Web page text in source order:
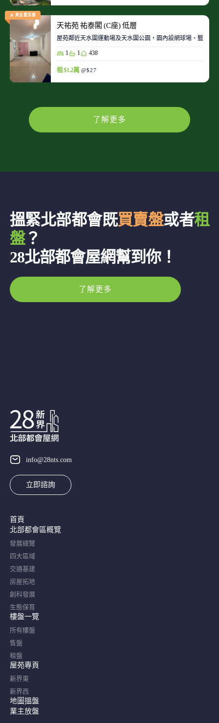
黃金置頂盤
天祐苑 祐泰閣 (C座) 低層
屋苑鄰近天水圍運動場及天水圍公園，園內設網球場、籃球
1 1 438
租 $1.2萬 @$27
了解更多
搵緊北部都會既買賣盤或者租
盤？
28北部都會屋網幫到你！
了解更多
info@28nts.com
立即諮詢
首頁
北部都會區概覽​
發展總覽
四大區域
交通基建
房屋拓地
創科發展
生態保育
樓盤一覽
所有樓盤
售盤
租盤
屋苑專頁
新界東
新界西
地圖搵盤
業主放盤